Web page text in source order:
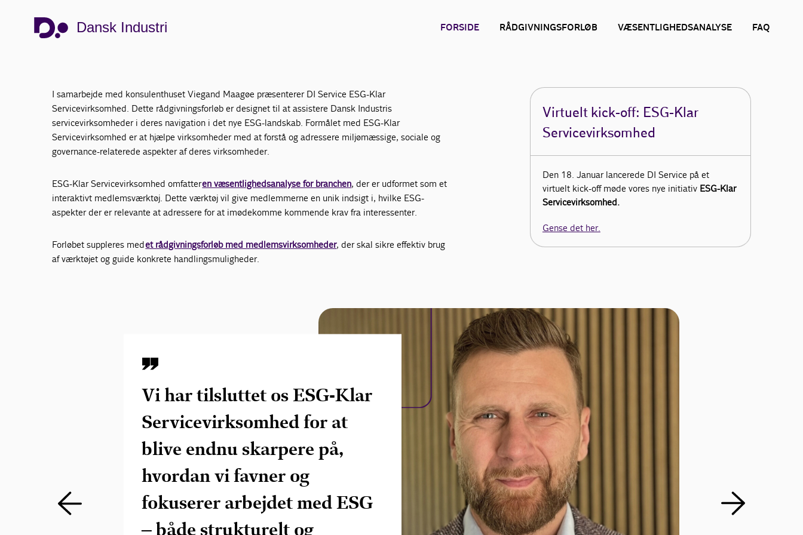
FORSIDE RÅDGIVNINGSFORLØB VÆSENTLIGHEDSANALYSE FAQ
Dansk Industri
TILMELD DIG HER
I samarbejde med konsulenthuset Viegand Maagøe præsenterer DI Service ESG-Klar
Servicevirksomhed. Dette rådgivningsforløb er designet til at assistere Dansk Industris
servicevirksomheder i deres navigation i det nye ESG-landskab. Formålet med ESG-Klar
Servicevirksomhed er at hjælpe virksomheder med at forstå og adressere miljømæssige, sociale og
governance-relaterede aspekter af deres virksomheder.
ESG-Klar Servicevirksomhed omfatteren væsentlighedsanalyse for branchen, der er udformet som et
interaktivt medlemsværktøj. Dette værktøj vil give medlemmerne en unik indsigt i, hvilke ESG-
aspekter der er relevante at adressere for at imødekomme kommende krav fra interessenter.
Forløbet suppleres medet rådgivningsforløb med medlemsvirksomheder, der skal sikre effektiv brug
af værktøjet og guide konkrete handlingsmuligheder.
Virtuelt kick-off: ESG-Klar
Servicevirksomhed
Den 18. Januar lancerede DI Service på et
virtuelt kick-off møde vores nye initiativ ESG-Klar
Servicevirksomhed.
Gense det her.
Vi har tilsluttet os ESG-Klar
Servicevirksomhed for at
blive endnu skarpere på,
hvordan vi favner og
fokuserer arbejdet med ESG
– både strukturelt og